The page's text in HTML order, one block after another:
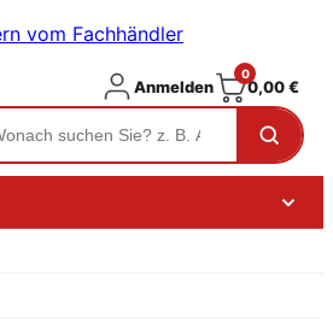
Anmelden
0
0,00€